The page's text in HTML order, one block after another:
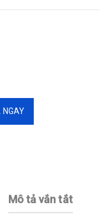
NGAY
Mô tả vắn tắt